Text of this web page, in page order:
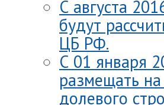
С августа
будут
ЦБ РФ.
С 01 января
размещать
долевого